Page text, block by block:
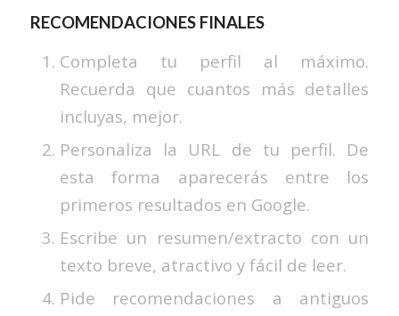
RECOMENDACIONES FINALES
Completa tu perfil al máximo.
Recuerda que cuantos más detalles
incluyas, mejor.
Personaliza la URL de tu perfil. De
esta forma aparecerás entre los
primeros resultados en Google.
Escribe un resumen/extracto con un
texto breve, atractivo y fácil de leer.
Pide recomendaciones a antiguos